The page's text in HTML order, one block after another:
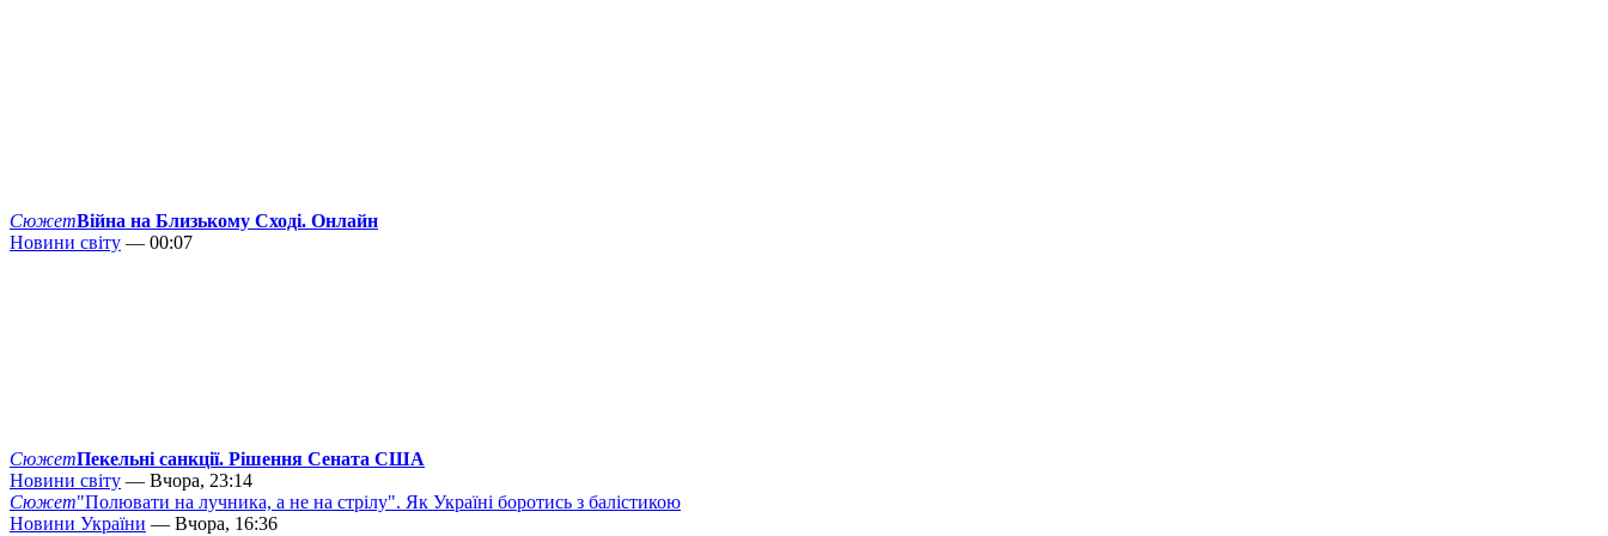
СюжетВійна на Близькому Сході. Онлайн
Новини світу — 00:07
СюжетПекельні санкції. Рішення Сената США
Новини світу — Вчора, 23:14
Сюжет"Полювати на лучника, а не на стрілу". Як Україні боротись з балістикою
Новини України — Вчора, 16:36